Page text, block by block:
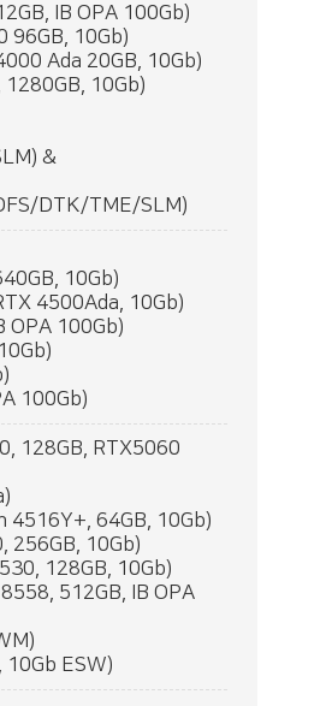
IB OPA 100Gb)
96GB, 10Gb)
Ada 20GB, 10Gb)
10Gb)
&
DTK/TME/SLM)
10Gb)
4500Ada, 10Gb)
OPA 100Gb)
100Gb)
128GB, RTX5060
4516Y+, 64GB, 10Gb)
256GB, 10Gb)
128GB, 10Gb)
512GB, IB OPA
ESW)